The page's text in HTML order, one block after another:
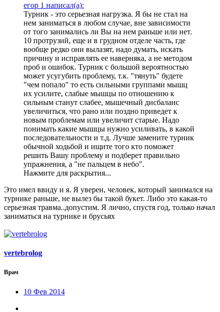
егор 1 написал(а):
Турник - это серьезная нагрузка. Я бы не стал на
нем заниматься в любом случае, вне зависимости
от того занимались ли Вы на нем раньше или нет.
10 протрузий, еще и в грудном отделе часть, где
вообще редко они вылазят, надо думать, искать
причину и исправлять ее наверняка, а не методом
проб и ошибок. Турник с большой вероятностью
может усугубить проблему, т.к. "тянуть" будете
"чем попало" то есть сильными группами мышц
их усилите, слабые мышцы по отношению к
сильным станут слабее, мышечный дисбаланс
увеличиться, что рано или поздно приведет к
новым проблемам или увеличит старые. Надо
понимать какие мышцы нужно усиливать, в какой
последовательности и т.д. Лучше замените турник
обычной ходьбой и ищите того кто поможет
решить Вашу проблему и подберет правильно
упражнения, а "не пальцем в небо".
Нажмите для раскрытия...
Это имел ввиду и я. Я уверен, человек, который занимался на
турнике раньше, не вылез бы такой букет. Либо это какая-то
серьезная травма..допустим. Я лично, спустя год, только начал
заниматься на турнике и брусьях
vertebrolog
Врач
10 Фев 2014